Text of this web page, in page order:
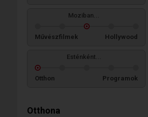
Moziban...
Művészfilmek Hollywood
Esténként...
Otthon Programok
Otthona